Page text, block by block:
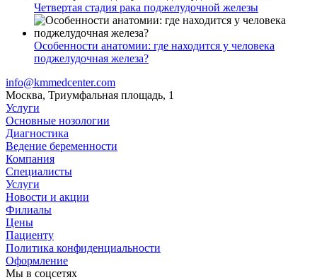
Четвертая стадия рака поджелудочной железы
Особенности анатомии: где находится у человека
поджелудочная железа?
info@kmmedcenter.com
Москва, Триумфальная площадь, 1
Услуги
Основные нозологии
Диагностика
Ведение беременности
Компания
Специалисты
Услуги
Новости и акции
Филиалы
Цены
Пациенту
Политика конфиденциальности
Оформление
Мы в соцсетях